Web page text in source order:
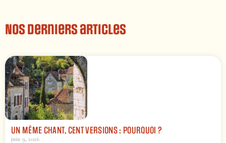
Nos derniers articles
UN MÊME CHANT, CENT VERSIONS : POURQUOI ?
juin 9, 2026